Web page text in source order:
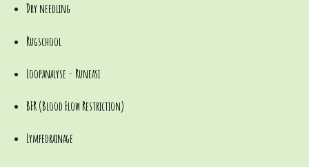
Dry needling
Rugschool
Loopanalyse - Runeasi
BFR (Blood Flow Restriction)
Lymfedrainage